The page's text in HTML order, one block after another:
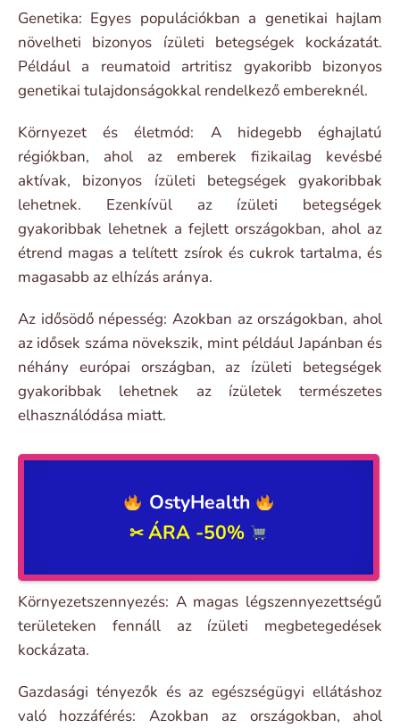
Genetika: Egyes populációkban a genetikai hajlam
növelheti bizonyos ízületi betegségek kockázatát.
Például a reumatoid artritisz gyakoribb bizonyos
genetikai tulajdonságokkal rendelkező embereknél.
Környezet és életmód: A hidegebb éghajlatú
régiókban, ahol az emberek fizikailag kevésbé
aktívak, bizonyos ízületi betegségek gyakoribbak
lehetnek. Ezenkívül az ízületi betegségek
gyakoribbak lehetnek a fejlett országokban, ahol az
étrend magas a telített zsírok és cukrok tartalma, és
magasabb az elhízás aránya.
Az idősödő népesség: Azokban az országokban, ahol
az idősek száma növekszik, mint például Japánban és
néhány európai országban, az ízületi betegségek
gyakoribbak lehetnek az ízületek természetes
elhasználódása miatt.
OstyHealth
✂ÁRA -50%
Környezetszennyezés: A magas légszennyezettségű
területeken fennáll az ízületi megbetegedések
kockázata.
Gazdasági tényezők és az egészségügyi ellátáshoz
való hozzáférés: Azokban az országokban, ahol